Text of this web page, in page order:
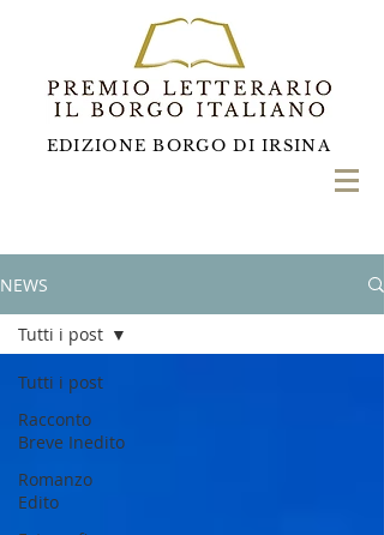
EDIZIONE BORGO DI IRSINA
NEWS
Tutti i post
Racconto
Breve Inedito
Romanzo
Edito
Tutti i post